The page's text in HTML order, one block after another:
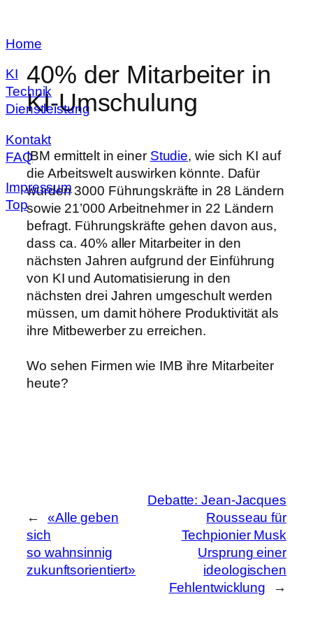
Inhalt
springen
Home
KI
Technik
Dienstleistung
Kontakt
FAQ
Impressum
Top
40% der Mitarbeiter in
KI-Umschulung
IBM ermittelt in einer Studie, wie sich KI auf
die Arbeitswelt auswirken könnte. Dafür
wurden 3000 Führungskräfte in 28 Ländern
sowie 21’000 Arbeitnehmer in 22 Ländern
befragt. Führungskräfte gehen davon aus,
dass ca. 40% aller Mitarbeiter in den
nächsten Jahren aufgrund der Einführung
von KI und Automatisierung in den
nächsten drei Jahren umgeschult werden
müssen, um damit höhere Produktivität als
ihre Mitbewerber zu erreichen.
Wo sehen Firmen wie IMB ihre Mitarbeiter
heute?
←
«Alle geben
sich
so wahnsinnig
zukunftsorientiert»
Debatte: Jean-Jacques
Rousseau für
Techpionier Musk
Ursprung einer
ideologischen
Fehlentwicklung
→